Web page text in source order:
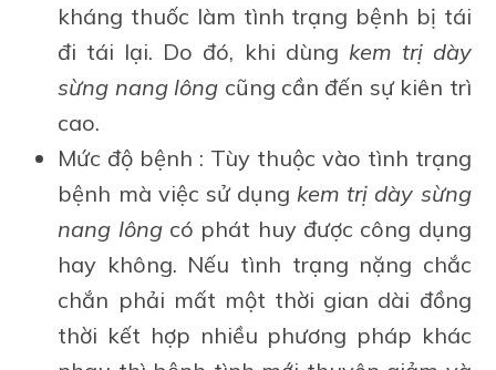
kháng thuốc làm tình trạng bệnh bị tái
đi tái lại. Do đó, khi dùng kem trị dày
sừng nang lông cũng cần đến sự kiên trì
cao.
Mức độ bệnh : Tùy thuộc vào tình trạng
bệnh mà việc sử dụng kem trị dày sừng
nang lôngcó phát huy được công dụng
hay không. Nếu tình trạng nặng chắc
chắn phải mất một thời gian dài đồng
thời kết hợp nhiều phương pháp khác